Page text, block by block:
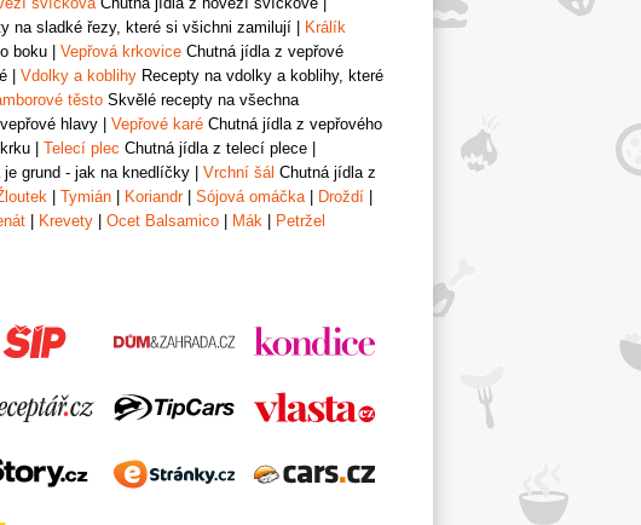
na sladké řezy, které si všichni zamilují
Králík
boku Vepřová krkovice Chutná jídla z vepřové
Vdolky a koblihy Recepty na vdolky a koblihy, které
těsto Skvělé recepty na všechna
hlavy Vepřové karé Chutná jídla z vepřového
Telecí plec Chutná jídla z telecí plece
je grund - jak na knedlíčky Vrchní šál Chutná jídla z
Tymián Koriandr| Sójová omáčka| Droždí
Krevety Ocet Balsamico Mák
Petržel